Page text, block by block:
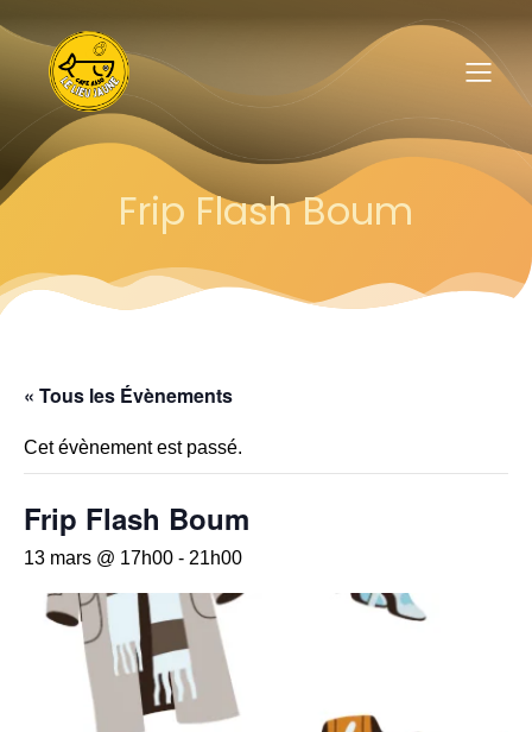
Frip Flash Boum
« Tous les Évènements
Cet évènement est passé.
Frip Flash Boum
13 mars @ 17h00 - 21h00